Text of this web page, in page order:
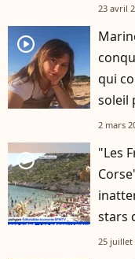
23 avril
player2
qui
soleil
2 mars
player2
"Les
stars
25 juillet